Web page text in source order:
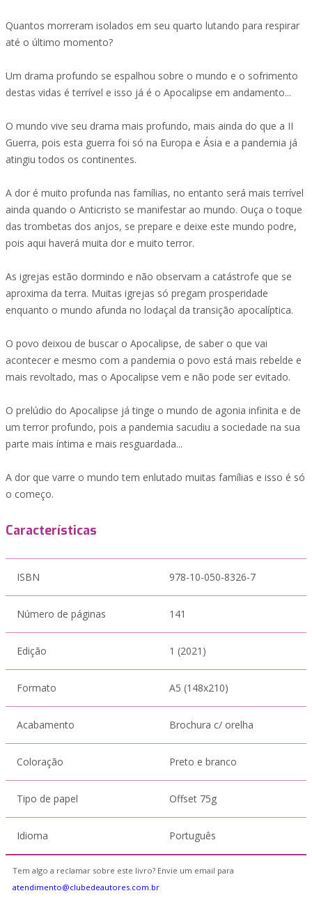
Quantos morreram isolados em seu quarto lutando para respirar
até o último momento?
Um drama profundo se espalhou sobre o mundo e o sofrimento
destas vidas é terrível e isso já é o Apocalipse em andamento...
O mundo vive seu drama mais profundo, mais ainda do que a II
Guerra, pois esta guerra foi só na Europa e Ásia e a pandemia já
atingiu todos os continentes.
A dor é muito profunda nas famílias, no entanto será mais terrível
ainda quando o Anticristo se manifestar ao mundo. Ouça o toque
das trombetas dos anjos, se prepare e deixe este mundo podre,
pois aqui haverá muita dor e muito terror.
As igrejas estão dormindo e não observam a catástrofe que se
aproxima da terra. Muitas igrejas só pregam prosperidade
enquanto o mundo afunda no lodaçal da transição apocalíptica.
O povo deixou de buscar o Apocalipse, de saber o que vai
acontecer e mesmo com a pandemia o povo está mais rebelde e
mais revoltado, mas o Apocalipse vem e não pode ser evitado.
O prelúdio do Apocalipse já tinge o mundo de agonia infinita e de
um terror profundo, pois a pandemia sacudiu a sociedade na sua
parte mais íntima e mais resguardada...
A dor que varre o mundo tem enlutado muitas famílias e isso é só
o começo.
Características
ISBN 978-10-050-8326-7
Número de páginas 141
Edição 1 (2021)
Formato A5 (148x210)
Acabamento Brochura c/ orelha
Coloração Preto e branco
Tipo de papel Offset 75g
Idioma Português
Tem algo a reclamar sobre este livro? Envie um email para
atendimento@clubedeautores.com.br